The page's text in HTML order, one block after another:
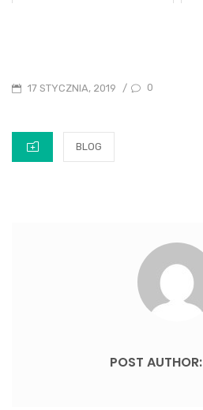
POSTED
17 STYCZNIA, 2019 / 0
CATEGORIES
BLOG
POST AUTHOR: